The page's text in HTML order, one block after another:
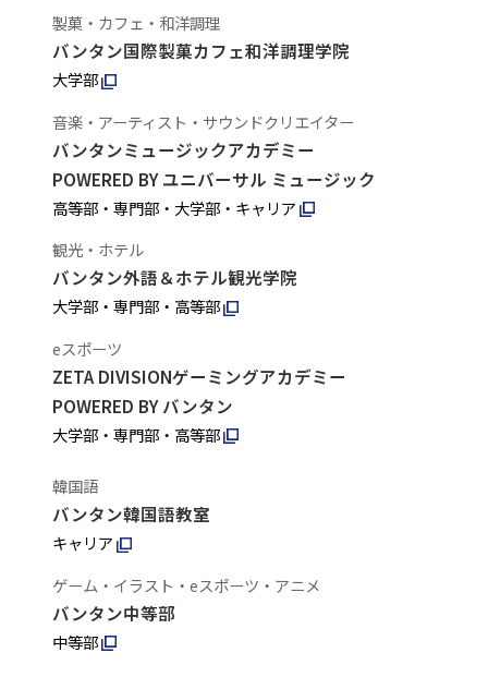
製菓・カフェ・和洋調理
バンタン国際製菓カフェ和洋調理学院
大学部
音楽・アーティスト・サウンドクリエイター
バンタンミュージックアカデミー
POWERED BY ユニバーサル ミュージック
高等部・専門部・大学部・キャリア
観光・ホテル
バンタン外語＆ホテル観光学院
大学部・専門部・高等部
eスポーツ
ZETA DIVISIONゲーミングアカデミー
POWERED BY バンタン
大学部・専門部・高等部
韓国語
バンタン韓国語教室
キャリア
ゲーム・イラスト・eスポーツ・アニメ
バンタン中等部
中等部